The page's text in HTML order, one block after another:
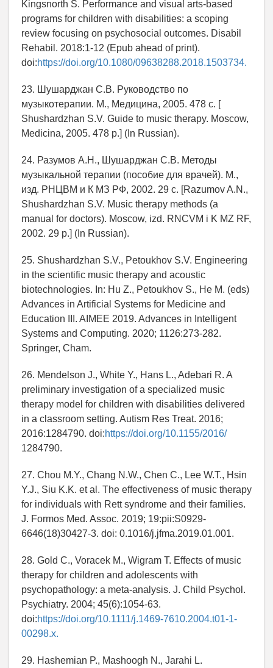
Kingsnorth S. Performance and visual arts-based
programs for children with disabilities: a scoping
review focusing on psychosocial outcomes. Disabil
Rehabil. 2018:1-12 (Epub ahead of print).
doi:https://doi.org/10.1080/09638288.2018.1503734.
23. Шушарджан С.В. Руководство по
музыкотерапии. М., Медицина, 2005. 478 c. [
Shushardzhan S.V. Guide to music therapy. Moscow,
Medicina, 2005. 478 p.] (In Russian).
24. Разумов А.Н., Шушарджан С.В. Методы
музыкальной терапии (пособие для врачей). М.,
изд. РНЦВМ и К МЗ РФ, 2002. 29 c. [Razumov A.N.,
Shushardzhan S.V. Music therapy methods (a
manual for doctors). Moscow, izd. RNCVM i K MZ RF,
2002. 29 p.] (In Russian).
25. Shushardzhan S.V., Petoukhov S.V. Engineering
in the scientific music therapy and acoustic
biotechnologies. In: Hu Z., Petoukhov S., He M. (eds)
Advances in Artificial Systems for Medicine and
Education III. AIMEE 2019. Advances in Intelligent
Systems and Computing. 2020; 1126:273-282.
Springer, Cham.
26. Mendelson J., White Y., Hans L., Adebari R. A
preliminary investigation of a specialized music
therapy model for children with disabilities delivered
in a classroom setting. Autism Res Treat. 2016;
2016:1284790. doi:https://doi.org/10.1155/2016/
1284790.
27. Chou M.Y., Chang N.W., Chen C., Lee W.T., Hsin
Y.J., Siu K.K. et al. The effectiveness of music therapy
for individuals with Rett syndrome and their families.
J. Formos Med. Assoc. 2019; 19:pii:S0929-
6646(18)30427-3. doi: 0.1016/j.jfma.2019.01.001.
28. Gold C., Voracek M., Wigram T. Effects of music
therapy for children and adolescents with
psychopathology: a meta-analysis. J. Child Psychol.
Psychiatry. 2004; 45(6):1054-63.
doi:https://doi.org/10.1111/j.1469-7610.2004.t01-1-
00298.x.
29. Hashemian P., Mashoogh N., Jarahi L.